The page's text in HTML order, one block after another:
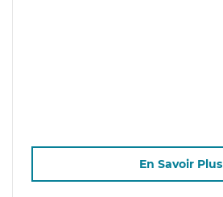
En Savoir Plus